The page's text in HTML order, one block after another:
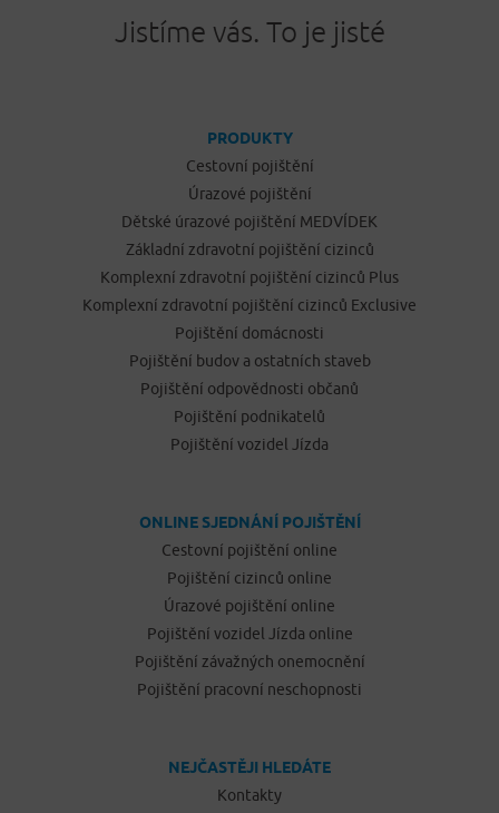
Jistíme vás. To je jisté
PRODUKTY
Cestovní pojištění
Úrazové pojištění
Dětské úrazové pojištění MEDVÍDEK
Základní zdravotní pojištění cizinců
Komplexní zdravotní pojištění cizinců Plus
Komplexní zdravotní pojištění cizinců Exclusive
Pojištění domácnosti
Pojištění budov a ostatních staveb
Pojištění odpovědnosti občanů
Pojištění podnikatelů
Pojištění vozidel Jízda
ONLINE SJEDNÁNÍ POJIŠTĚNÍ
Cestovní pojištění online
Pojištění cizinců online
Úrazové pojištění online
Pojištění vozidel Jízda online
Pojištění závažných onemocnění
Pojištění pracovní neschopnosti
NEJČASTĚJI HLEDÁTE
Kontakty